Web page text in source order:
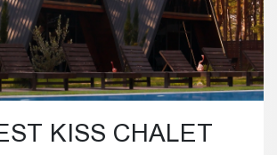
KISS CHALET